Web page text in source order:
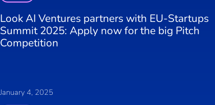
Look AI Ventures partners with EU-Startups
Summit 2025: Apply now for the big Pitch
Competition
January 4, 2025